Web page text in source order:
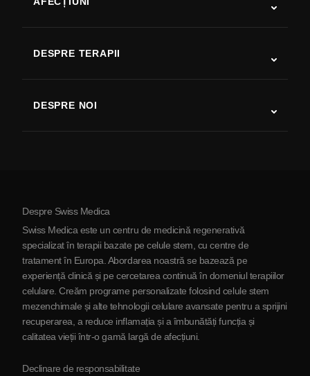
Boala Parkinson
Artrită
DESPRE TERAPII
DESPRE NOI
Despre Serbia
Parteneriat
Contactaţi-ne
Despre Swiss Medica
Swiss Medica este un centru de medicină regenerativă
specializat în terapii bazate pe celule stem, cu centre de
tratament în Europa. Abordarea noastră se bazează pe
experiență clinică și pe cercetarea continuă în domeniul terapiilor
celulare. Creăm programe personalizate folosind celule stem
mezenchimale și alte tehnologii celulare avansate pentru a sprijini
recuperarea, a reduce inflamația și a îmbunătăți funcția și
calitatea vieții într-o gamă largă de afecțiuni.
Declinare de responsabilitate